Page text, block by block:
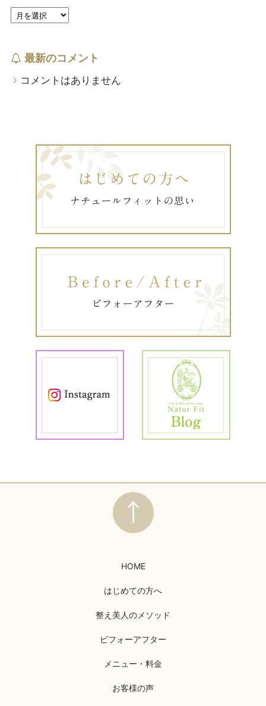
最新のコメント
コメントはありません
HOME
はじめての方へ
整え美人のメソッド
ビフォーアフター
メニュー・料金
お客様の声